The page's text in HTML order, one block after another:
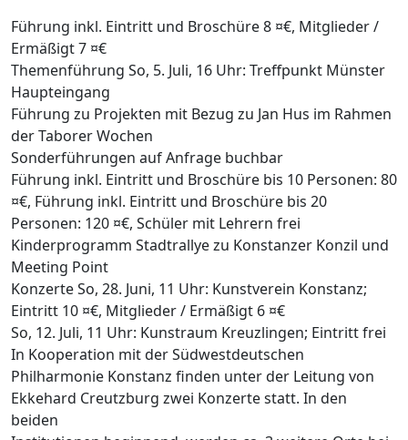
Führung inkl. Eintritt und Broschüre 8 ¤€, Mitglieder /
Ermäßigt 7 ¤€
Themenführung So, 5. Juli, 16 Uhr: Treffpunkt Münster
Haupteingang
Führung zu Projekten mit Bezug zu Jan Hus im Rahmen
der Taborer Wochen
Sonderführungen auf Anfrage buchbar
Führung inkl. Eintritt und Broschüre bis 10 Personen: 80
¤€, Führung inkl. Eintritt und Broschüre bis 20
Personen: 120 ¤€, Schüler mit Lehrern frei
Kinderprogramm Stadtrallye zu Konstanzer Konzil und
Meeting Point
Konzerte So, 28. Juni, 11 Uhr: Kunstverein Konstanz;
Eintritt 10 ¤€, Mitglieder / Ermäßigt 6 ¤€
So, 12. Juli, 11 Uhr: Kunstraum Kreuzlingen; Eintritt frei
In Kooperation mit der Südwestdeutschen
Philharmonie Konstanz finden unter der Leitung von
Ekkehard Creutzburg zwei Konzerte statt. In den
beiden